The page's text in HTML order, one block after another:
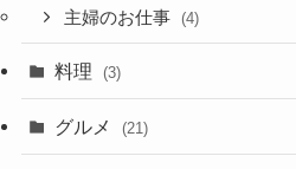
主婦のお仕事 (4)
料理 (3)
グルメ (21)